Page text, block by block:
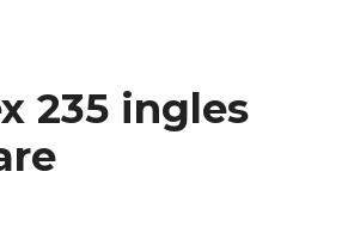
235 ingles